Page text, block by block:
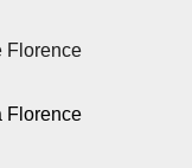
Florence
Florence